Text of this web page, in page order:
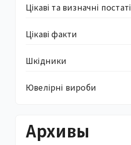
Цікаві та визначні постаті
Цікаві факти
Шкідники
Ювелірні вироби
Архивы